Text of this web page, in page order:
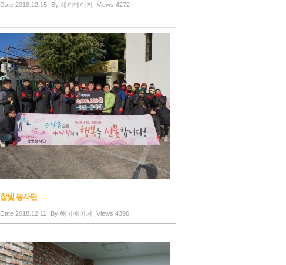
Date 2018.12.15 By 해피메이커 Views 4272
참빛 봉사단
Date 2018.12.11 By 해피메이커 Views 4396